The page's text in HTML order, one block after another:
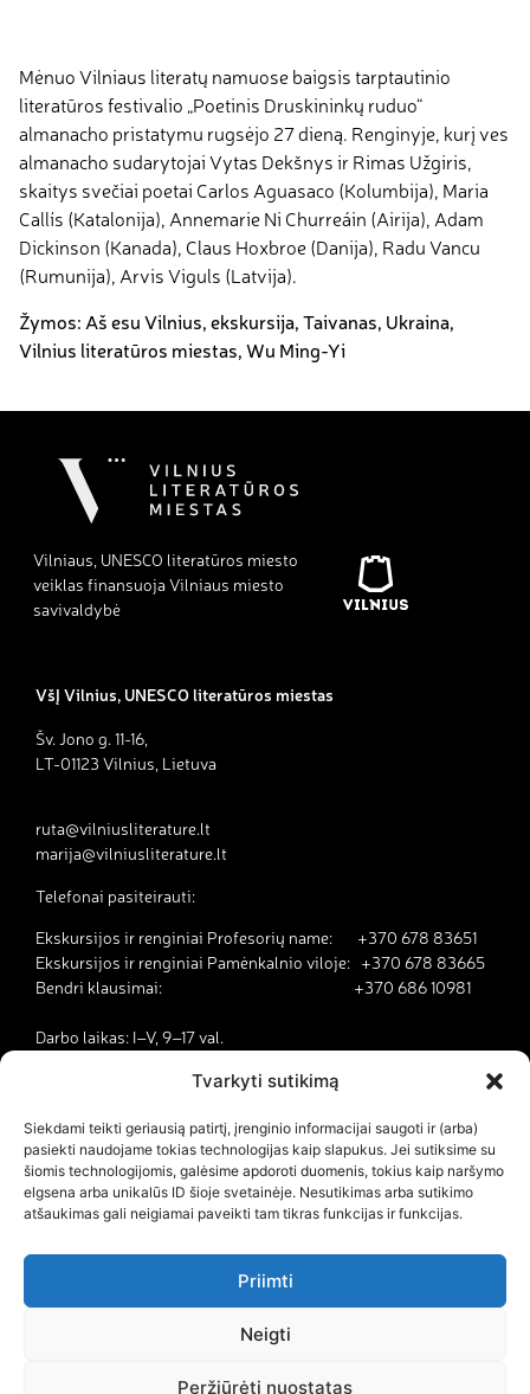
Tvarkyti sutikimą
Siekdami teikti geriausią patirtį, įrenginio informacijai saugoti ir (arba)
pasiekti naudojame tokias technologijas kaip slapukus. Jei sutiksime su
šiomis technologijomis, galėsime apdoroti duomenis, tokius kaip naršymo
elgsena arba unikalūs ID šioje svetainėje. Nesutikimas arba sutikimo
atšaukimas gali neigiamai paveikti tam tikras funkcijas ir funkcijas.
Priimti
Neigti
Peržiūrėti nuostatas
Mėnuo Vilniaus literatų namuose baigsis tarptautinio
literatūros festivalio „Poetinis Druskininkų ruduo“
almanacho pristatymu rugsėjo 27 dieną. Renginyje, kurį ves
almanacho sudarytojai Vytas Dekšnys ir Rimas Užgiris,
skaitys svečiai poetai Carlos Aguasaco (Kolumbija), Maria
Callís (Katalonija), Annemarie Ni Churreáin (Airija), Adam
Dickinson (Kanada), Claus Hoxbroe (Danija), Radu Vancu
(Rumunija), Arvis Viguls (Latvija).
Žymos: Aš esu Vilnius,ekskursija,Taivanas, Ukraina,
Vilnius literatūros miestas,Wu Ming-Yi
Vilniaus, UNESCO literatūros miesto
veiklas finansuoja Vilniaus miesto
savivaldybė
VšĮ Vilnius, UNESCO literatūros miestas
Šv. Jono g. 11-16,
LT-01123 Vilnius, Lietuva
ruta@vilniusliterature.lt
marija@vilniusliterature.lt
Telefonai pasiteirauti:
Ekskursijos ir renginiai Profesorių name: +370 678 83651
Ekskursijos ir renginiai Pamėnkalnio viloje: +370 678 83665
Bendri klausimai: +370 686 10981
Darbo laikas: I–V, 9–17 val.
Kodėl Vilnius yra literatūros miestas?
Kontaktai
Dokumentai
Savanorystė ir karjera
Parama
Naujienlaiškio prenumerata